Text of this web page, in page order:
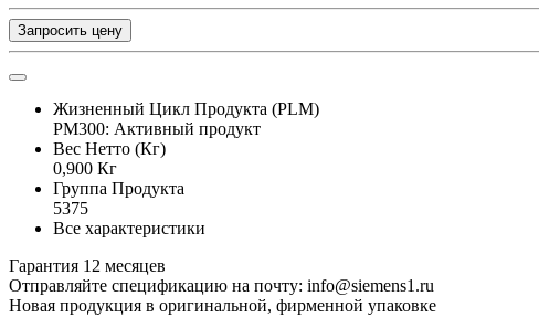
Запросить цену
Жизненный Цикл Продукта (PLM)
PM300: Активный продукт
Вес Нетто (Кг)
0,900 Кг
Группа Продукта
5375
Все характеристики
Гарантия 12 месяцев
Отправляйте спецификацию на почту: info@siemens1.ru
Новая продукция в оригинальной, фирменной упаковке